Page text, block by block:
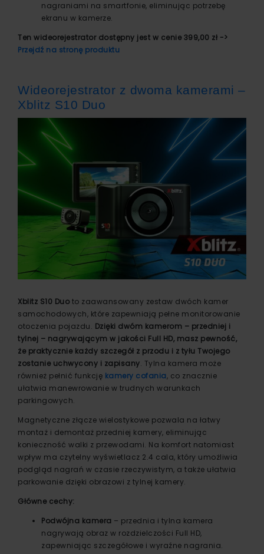
nagraniami na smartfonie, eliminując potrzebę
ekranu w kamerze.
Ten wideorejestrator dostępny jest w cenie 399,00 zł ->
Przejdź na stronę produktu
Wideorejestrator z dwoma kamerami –
Xblitz S10 Duo
Xblitz S10 Duo to zaawansowany zestaw dwóch kamer
samochodowych, które zapewniają pełne monitorowanie
otoczenia pojazdu. Dzięki dwóm kamerom – przedniej i
tylnej – nagrywającym w jakości Full HD, masz pewność,
że praktycznie każdy szczegół z przodu i z tyłu Twojego
zostanie uchwycony i zapisany. Tylna kamera może
również pełnić funkcję kamery cofania, co znacznie
ułatwia manewrowanie w trudnych warunkach
parkingowych.
Magnetyczne złącze wielostykowe pozwala na łatwy
montaż i demontaż przedniej kamery, eliminując
konieczność walki z przewodami. Na komfort natomiast
wpływ ma czytelny wyświetlacz 2.4 cala, który umożliwia
podgląd nagrań w czasie rzeczywistym, a także ułatwia
parkowanie dzięki obrazowi z tylnej kamery.
Główne cechy:
Podwójna kamera – przednia i tylna kamera
nagrywają obraz w rozdzielczości Full HD,
zapewniając szczegółowe i wyraźne nagrania.